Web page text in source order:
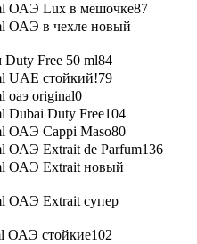
ОАЭ Lux в мешочке87
ОАЭ в чехле новый
Free 50 ml84
UAE стойкий!79
оаэ original0
Dubai Duty Free104
ОАЭ Cappi Maso80
ОАЭ Extrait de Parfum136
ОАЭ Extrait новый
ОАЭ Extrait супер
ОАЭ стойкие102